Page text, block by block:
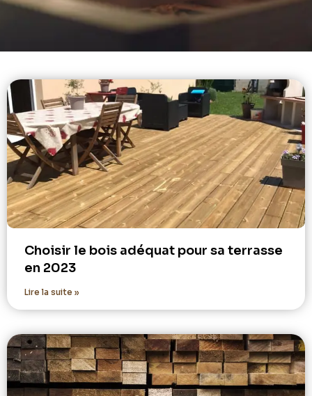
Choisir le bois adéquat pour sa terrasse
en 2023
Lire la suite »